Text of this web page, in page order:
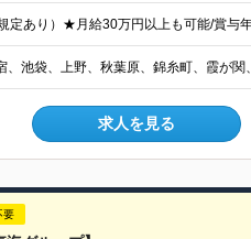
求人を見る
要